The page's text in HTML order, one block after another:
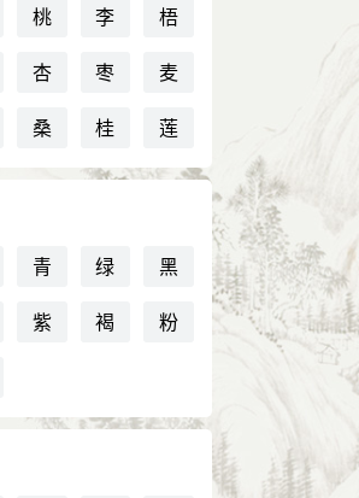
桃 李
梧
杏 枣
麦
桑 桂 莲
青 绿
黑
紫 褐
粉